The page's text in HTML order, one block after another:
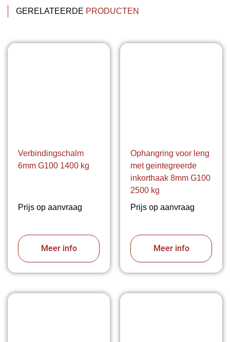
GERELATEERDE PRODUCTEN
Verbindingschalm
6mm G100 1400 kg
Prijs op aanvraag
Meer info
Ophangring voor leng
met geintegreerde
inkorthaak 8mm G100
2500 kg
Prijs op aanvraag
Meer info